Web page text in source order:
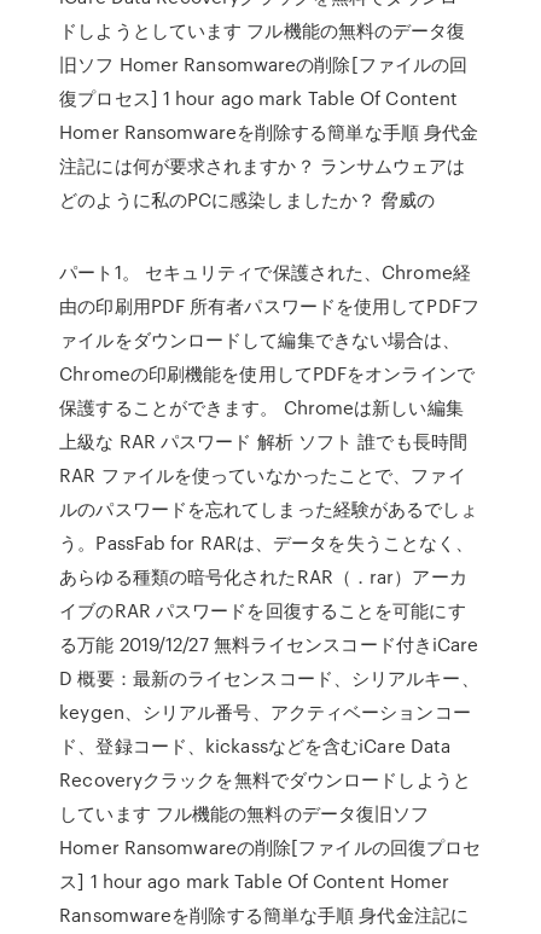
ドしようとしています フル機能の無料のデータ復
旧ソフ Homer Ransomwareの削除[ファイルの回
復プロセス] 1 hour ago mark Table Of Content
Homer Ransomwareを削除する簡単な手順 身代金
注記には何が要求されますか？ ランサムウェアは
どのように私のPCに感染しましたか？ 脅威の
パート1。 セキュリティで保護された、Chrome経
由の印刷用PDF 所有者パスワードを使用してPDFフ
ァイルをダウンロードして編集できない場合は、
Chromeの印刷機能を使用してPDFをオンラインで
保護することができます。 Chromeは新しい編集
上級な RAR パスワード 解析 ソフト 誰でも長時間
RAR ファイルを使っていなかったことで、ファイ
ルのパスワードを忘れてしまった経験があるでしょ
う。PassFab for RARは、データを失うことなく、
あらゆる種類の暗号化されたRAR（．rar）アーカ
イブのRAR パスワードを回復することを可能にす
る万能 2019/12/27 無料ライセンスコード付きiCare
D 概要：最新のライセンスコード、シリアルキー、
keygen、シリアル番号、アクティベーションコー
ド、登録コード、kickassなどを含むiCare Data
Recoveryクラックを無料でダウンロードしようと
しています フル機能の無料のデータ復旧ソフ
Homer Ransomwareの削除[ファイルの回復プロセ
ス] 1 hour ago mark Table Of Content Homer
Ransomwareを削除する簡単な手順 身代金注記に